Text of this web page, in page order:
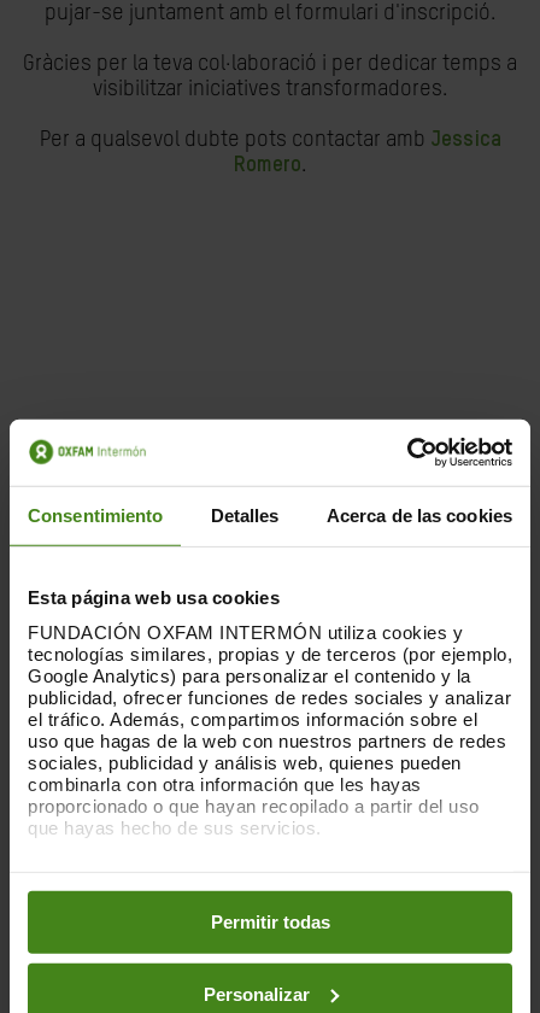
Consentimiento Detalles Acerca de las cookies
Esta página web usa cookies
FUNDACIÓN OXFAM INTERMÓN utiliza cookies y
tecnologías similares, propias y de terceros (por ejemplo,
Google Analytics) para personalizar el contenido y la
publicidad, ofrecer funciones de redes sociales y analizar
el tráfico. Además, compartimos información sobre el
uso que hagas de la web con nuestros partners de redes
sociales, publicidad y análisis web, quienes pueden
combinarla con otra información que les hayas
proporcionado o que hayan recopilado a partir del uso
que hayas hecho de sus servicios.
preferencias accediendo a nuestraPolítica de Cookieso
en los botones facilitados a continuación:
Permitir todas
Personalizar
pujar-se juntament amb el formulari d'inscripció.
Gràcies per la teva col·laboració i per dedicar temps a
visibilitzar iniciatives transformadores.
Per a qualsevol dubte pots contactar amb Jessica
Romero.